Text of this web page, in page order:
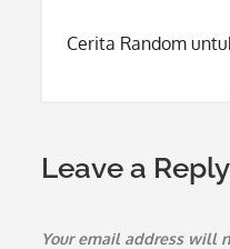
Cerita Random
Leave a Reply
Your email address will